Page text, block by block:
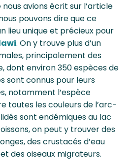
avions écrit sur l’article
pouvons dire que ce
lieu unique et précieux pour
. On y trouve plus d’un
principalement des
dont environ 350 espèces de
sont connus pour leurs
notamment l’espèce
toutes les couleurs de l’arc-
sont endémiques au lac
on peut y trouver des
des crustacés d’eau
des oiseaux migrateurs.